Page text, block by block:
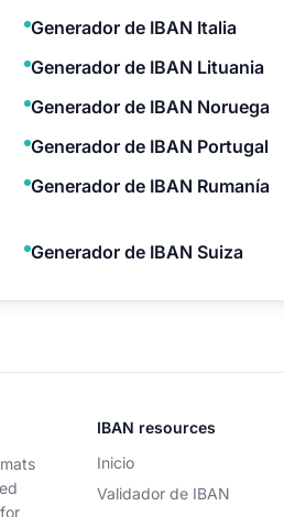
Generador de IBAN Italia
Generador de IBAN Lituania
Generador de IBAN Noruega
Generador de IBAN Portugal
Generador de IBAN Rumanía
Generador de IBAN Suiza
IBAN resources
Inicio
Validador de IBAN